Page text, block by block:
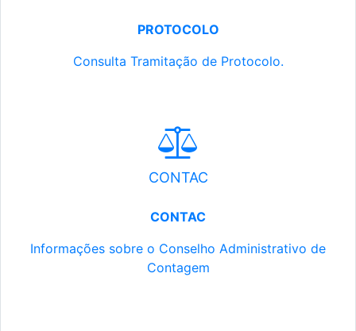
PROTOCOLO
Consulta Tramitação de Protocolo.
CONTAC
CONTAC
Informações sobre o Conselho Administrativo de
Contagem